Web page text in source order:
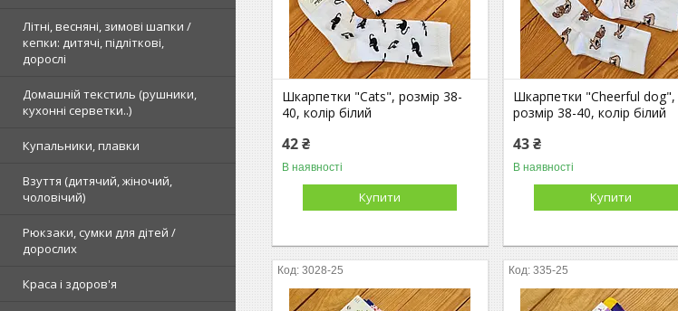
Літні, весняні, зимові шапки /
кепки: дитячі, підліткові,
дорослі
Домашній текстиль (рушники,
кухонні серветки..)
Купальники, плавки
Взуття (дитячий, жіночий,
чоловічий)
Рюкзаки, сумки для дітей /
дорослих
Краса і здоров'я
Шкарпетки "Cats", розмір 38-
40, колір білий
42 ₴
В наявності
Купити
Шкарпетки "Cheerful dog",
розмір 38-40, колір білий
43 ₴
В наявності
Купити
3028-25 335-25